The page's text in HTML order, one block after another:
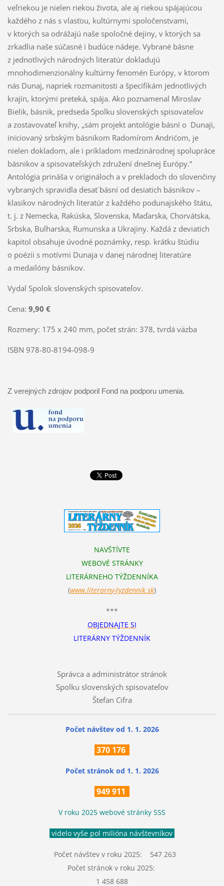
veľriekou je nielen riekou života, ale aj riekou spájajúcou
každého z nás s vlasťou, kultúrnymi spoločenstvami,
v ktorých sa odrážajú naše spoločné dejiny, v ktorých sa
zrkadlia naše súčasné i budúce nádeje. Vybrané básne
z jednotlivých národných literatúr dokladujú
mnohodimenzionálny kultúrny fenomén Európy, v ktorom
nás Dunaj, napriek rozmanitosti a špecifikám jednotlivých
krajín, ktorými preteká, spája. Ako poznamenal Miroslav
Bielik, básnik, predseda Spolku slovenských spisovateľov
a zostavovateľ knihy, „sám projekt antológie básní o Dunaji,
iniciovaný srbským básnikom Radomírom Andrićom, je
nielen dokladom, ale i príkladom medzinárodnej spolupráce
básnikov a spisovateľských združení dnešnej Európy.“
Antológia prináša v origináloch a v prekladoch do slovenčiny
vybraných spravidla desať básní od desiatich básnikov –
klasikov národných literatúr z každého podunajského štátu,
t. j. z Nemecka, Rakúska, Slovenska, Maďarska, Chorvátska,
Srbska, Bulharska, Rumunska a Ukrajiny. Každá z deviatich
kapitol obsahuje úvodné poznámky, resp. krátku štúdiu
o poézii s motívmi Dunaja v danej národnej literatúre
a medailóny básnikov.
Vydal Spolok slovenských spisovateľov.
Cena: 9,90 €
Rozmery: 175 x 240 mm, počet strán: 378, tvrdá väzba
ISBN 978-80-8194-098-9
Z verejných zdrojov podporil Fond na podporu umenia.
NAVŠTÍVTE
WEBOVÉ STRÁNKY
LITERÁRNEHO TÝŽDENNÍKA
(www.literarny-tyzdennik.sk)
***
OBJEDNAJTE SI
LITERÁRNY TÝŽDENNÍK
Správca a administrátor stránok
Spolku slovenských spisovateľov
Štefan Cifra
Počet návštev od 1. 1. 2026
370 176
Počet stránok od 1. 1. 2026
949 911
V roku 2025 webové stránky SSS
videlo vyše pol milióna návštevníkov
Počet návštev v roku 2025: 547 263
Počet stránok v roku 2025:
1 458 688